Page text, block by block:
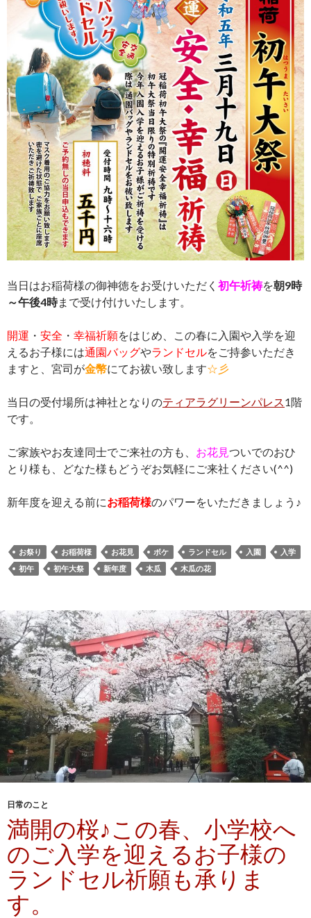
当日はお稲荷様の御神徳をお受けいただく 初午祈祷を朝9時
～午後4時まで受け付けいたします。
開運 ・ 安全 ・ 幸福祈願をはじめ、この春に入園や入学を迎
えるお子様には通園バッグやランドセルをご持参いただき
ますと、宮司が金幣にてお祓い致します☆彡
当日の受付場所は神社となりのティアラグリーンパレス 1階
です。
ご家族やお友達同士でご来社の方も、 お花見ついでのおひ
とり様も、どなた様もどうぞお気軽にご来社ください(^^)
新年度を迎える前にお稲荷様のパワーをいただきましょう♪
お祭り お稲荷様 お花見 ボケ ランドセル 入園
入学
初午
初午大祭 新年度 木瓜 木瓜の花
日常のこと
満開の桜♪この春、小学校へ
のご入学を迎えるお子様の
ランドセル祈願も承りま
す。